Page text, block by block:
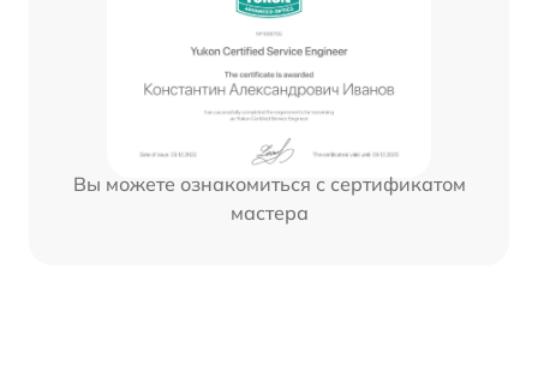
Вы можете ознакомиться с сертификатом
мастера